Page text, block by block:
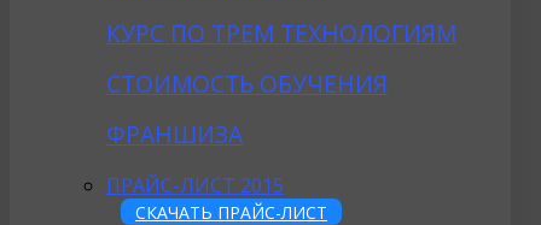
КУРС ПО ТРЕМ ТЕХНОЛОГИЯМ
СТОИМОСТЬ ОБУЧЕНИЯ
ФРАНШИЗА
ПРАЙС-ЛИСТ 2015
СКАЧАТЬ ПРАЙС-ЛИСТ